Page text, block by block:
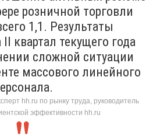
розничной торговли
1,1. Результаты
квартал текущего года
сложной ситуации
массового линейного
hh.ru по рынку труда, руководитель
эффективности hh.ru